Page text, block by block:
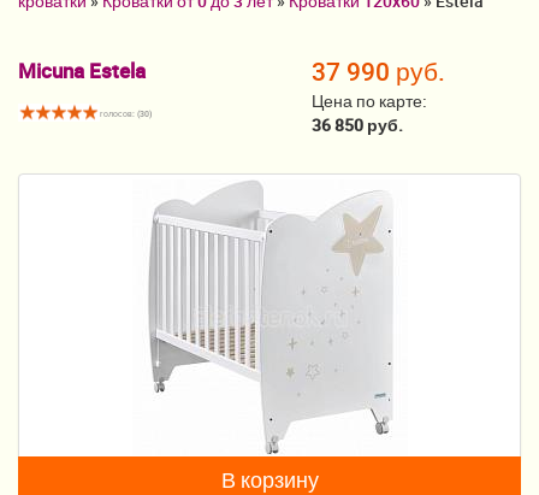
Мебель и аксессуары
Постельные принадлежности
Micuna Estela
голосов: (30)
37 990 руб.
Цена по карте:
36 850 руб.
В корзину